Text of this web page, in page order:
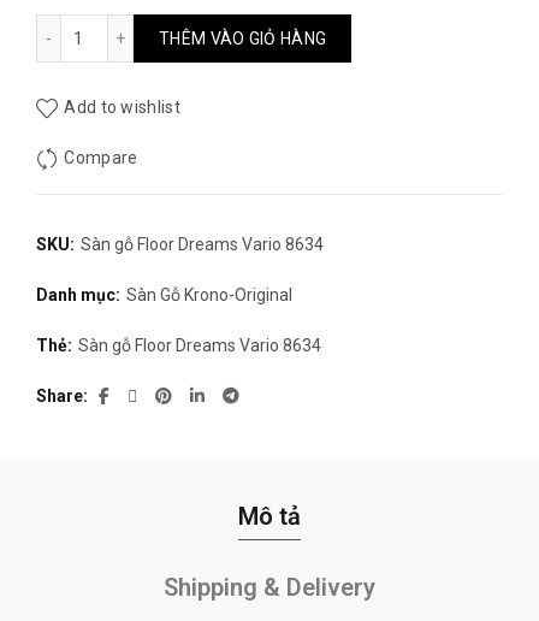
Sàn gỗ Floor Dreams Vario 8634 số lượng
THÊM VÀO GIỎ HÀNG
Add to wishlist
Compare
SKU: Sàn gỗ Floor Dreams Vario 8634
Danh mục: Sàn Gỗ Krono-Original
Thẻ: Sàn gỗ Floor Dreams Vario 8634
Share
Mô tả
Shipping & Delivery